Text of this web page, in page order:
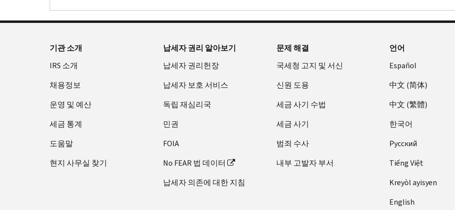
기관 소개
IRS 소개
채용정보
운영 및 예산
세금 통계
도움말
현지 사무실 찾기
납세자 권리 알아보기
납세자 권리헌장
납세자 보호 서비스
독립 재심리국
민권
FOIA
No FEAR 법 데이터
납세자 의존에 대한 지침
문제 해결
국세청 고지 및 서신
신원 도용
세금 사기 수법
세금 사기
범죄 수사
내부 고발자 부서
언어
Español
中文 (简体)
中文 (繁體)
한국어
Pусский
Tiếng Việt
Kreyòl ayisyen
English